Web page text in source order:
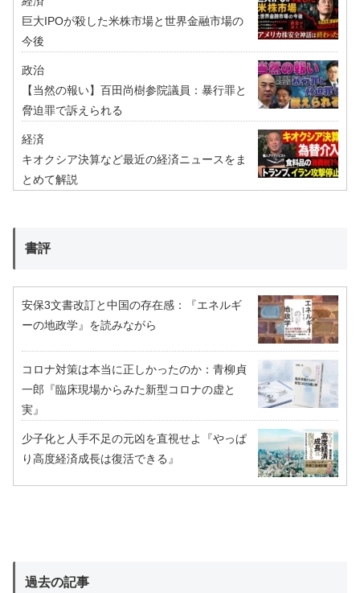
巨大IPOが殺した米株市場と世界金融市場の
今後
政治
【当然の報い】百田尚樹参院議員：暴行罪と
脅迫罪で訴えられる
経済
キオクシア決算など最近の経済ニュースをま
とめて解説
書評
安保3文書改訂と中国の存在感：『エネルギ
ーの地政学』を読みながら
コロナ対策は本当に正しかったのか：青柳貞
一郎『臨床現場からみた新型コロナの虚と
実』
少子化と人手不足の元凶を直視せよ『やっぱ
り高度経済成長は復活できる』
過去の記事